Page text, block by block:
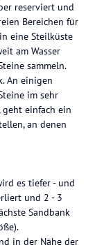
reserviert und
Bereichen für
eine Steilküste
am Wasser
sammeln.
An einigen
im sehr
geht einfach ein
an denen
es tiefer - und
und 2 - 3
Sandbank
in der Nähe der